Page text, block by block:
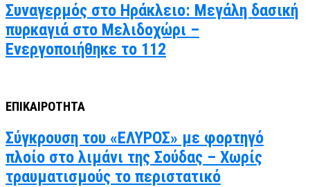
Συναγερμός στο Ηράκλειο: Μεγάλη δασική
πυρκαγιά στο Μελιδοχώρι –
Ενεργοποιήθηκε το 112
ΕΠΙΚΑΙΡΟΤΗΤΑ
Σύγκρουση του «ΕΛΥΡΟΣ» με φορτηγό
πλοίο στο λιμάνι της Σούδας – Χωρίς
τραυματισμούς το περιστατικό